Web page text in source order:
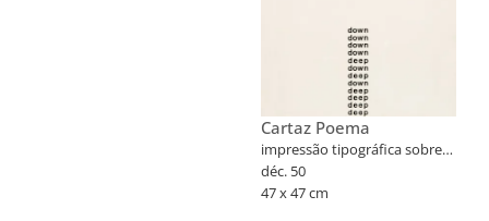
Cartaz Poema
impressão tipográfica sobre
cartão
déc. 50
47 x 47 cm